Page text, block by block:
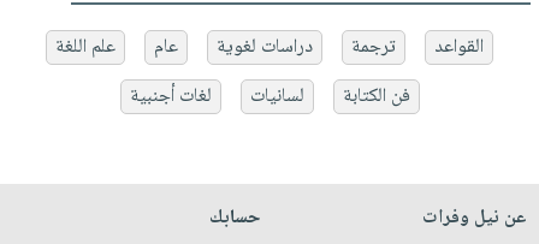
القواعد ترجمة دراسات لغوية عام
علم اللغة
فن الكتابة
لسانيات لغات أجنبية
عن نيل وفرات
حسابك